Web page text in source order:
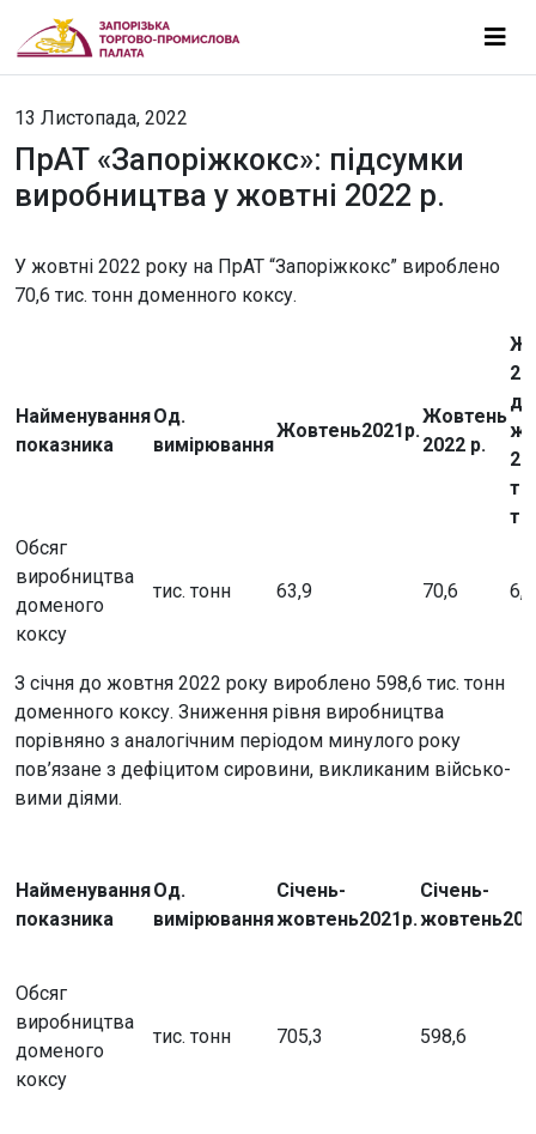
13 Листопада, 2022
ПрАТ «Запоріжкокс»: підсумки
виробництва у жовтні 2022 р.
У жовтні 2022 року на ПрАТ “Запоріжкокс” вироблено
70,6 тис. тонн доменного коксу.
Найменування
показника
Од.
вимірювання
Жовтень2021р.
Жовтень
2022 р.
до
Обсяг
виробництва
доменого
коксу
тис. тонн 63,9 70,6 6,7
З січня до жовтня 2022 року вироблено 598,6 тис. тонн
доменного коксу. Зниження рівня виробництва
порівняно з аналогічним періодом минулого року
пов’язане з дефіцитом сировини, викликаним військо-
вими діями.
Найменування
показника
Од.
вимірювання
Січень-
жовтень2021р.
Січень-
жовтень
Обсяг
виробництва
доменого
коксу
тис. тонн 705,3 598,6